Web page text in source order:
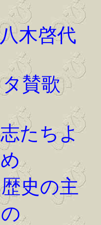
木啓代
賛歌
たちよ
史の主